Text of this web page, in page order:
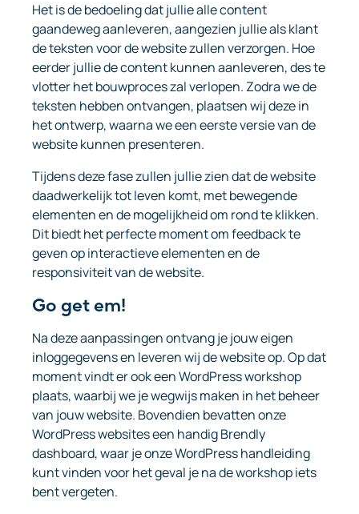
Het is de bedoeling dat jullie alle content
gaandeweg aanleveren, aangezien jullie als klant
de teksten voor de website zullen verzorgen. Hoe
eerder jullie de content kunnen aanleveren, des te
vlotter het bouwproces zal verlopen. Zodra we de
teksten hebben ontvangen, plaatsen wij deze in
het ontwerp, waarna we een eerste versie van de
website kunnen presenteren.
Tijdens deze fase zullen jullie zien dat de website
daadwerkelijk tot leven komt, met bewegende
elementen en de mogelijkheid om rond te klikken.
Dit biedt het perfecte moment om feedback te
geven op interactieve elementen en de
responsiviteit van de website.
Go get em!
Na deze aanpassingen ontvang je jouw eigen
inloggegevens en leveren wij de website op. Op dat
moment vindt er ook een WordPress workshop
plaats, waarbij we je wegwijs maken in het beheer
van jouw website. Bovendien bevatten onze
WordPress websites een handig Brendly
dashboard, waar je onze WordPress handleiding
kunt vinden voor het geval je na de workshop iets
bent vergeten.